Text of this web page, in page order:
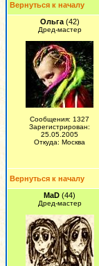
Вернуться к началу
Ольга(42)
Дред-мастер
Сообщения: 1327
Зарегистрирован:
25.05.2005
Откуда: Москва
Вернуться к началу
MaD (44)
Дред-мастер